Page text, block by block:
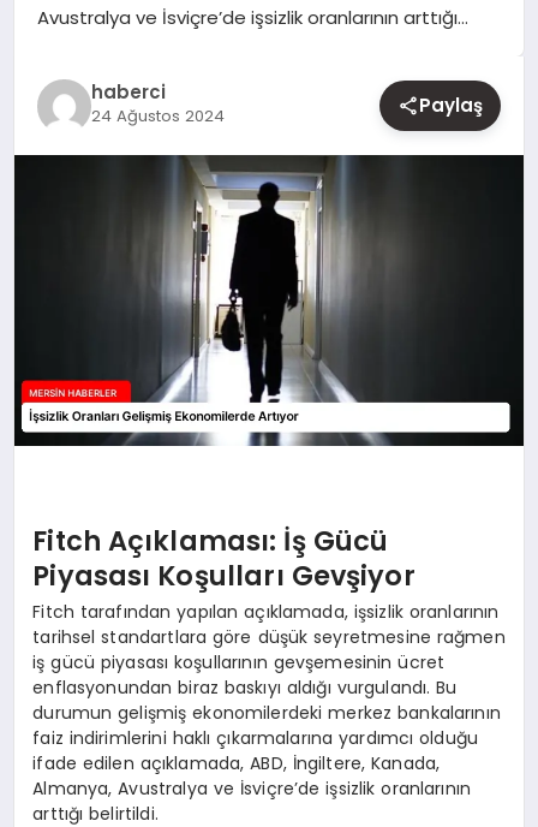
Avustralya ve İsviçre’de işsizlik oranlarının arttığı…
haberci
24 Ağustos 2024 Paylaş
Fitch Açıklaması: İş Gücü
Piyasası Koşulları Gevşiyor
Fitch tarafından yapılan açıklamada, işsizlik oranlarının
tarihsel standartlara göre düşük seyretmesine rağmen
iş gücü piyasası koşullarının gevşemesinin ücret
enflasyonundan biraz baskıyı aldığı vurgulandı. Bu
durumun gelişmiş ekonomilerdeki merkez bankalarının
faiz indirimlerini haklı çıkarmalarına yardımcı olduğu
ifade edilen açıklamada, ABD, İngiltere, Kanada,
Almanya, Avustralya ve İsviçre’de işsizlik oranlarının
arttığı belirtildi.